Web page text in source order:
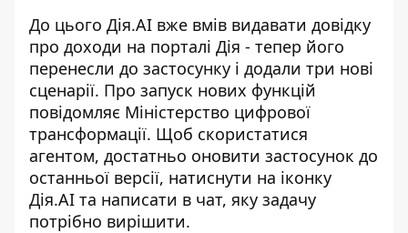
До цього Дія.AI вже вмів видавати довідку
про доходи на порталі Дія - тепер його
перенесли до застосунку і додали три нові
сценарії. Про запуск нових функцій
повідомляє Міністерство цифрової
трансформації. Щоб скористатися
агентом, достатньо оновити застосунок до
останньої версії, натиснути на іконку
Дія.AI та написати в чат, яку задачу
потрібно вирішити.